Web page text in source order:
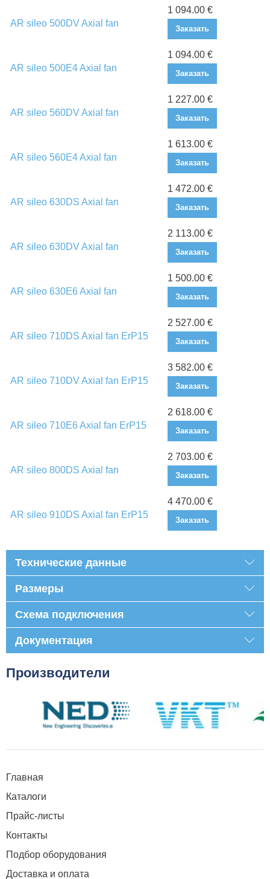
AR sileo 500DV Axial fan
1 094.00 €
Заказать
AR sileo 500E4 Axial fan
1 094.00 €
Заказать
AR sileo 560DV Axial fan
1 227.00 €
Заказать
AR sileo 560E4 Axial fan
1 613.00 €
Заказать
AR sileo 630DS Axial fan
1 472.00 €
Заказать
AR sileo 630DV Axial fan
2 113.00 €
Заказать
AR sileo 630E6 Axial fan
1 500.00 €
Заказать
AR sileo 710DS Axial fan ErP15
2 527.00 €
Заказать
AR sileo 710DV Axial fan ErP15
3 582.00 €
Заказать
AR sileo 710E6 Axial fan ErP15
2 618.00 €
Заказать
AR sileo 800DS Axial fan
2 703.00 €
Заказать
AR sileo 910DS Axial fan ErP15
4 470.00 €
Заказать
Технические данные
Размеры
Схема подключения
Документация
Производители
Главная
Каталоги
Прайс-листы
Контакты
Подбор оборудования
Доставка и оплата